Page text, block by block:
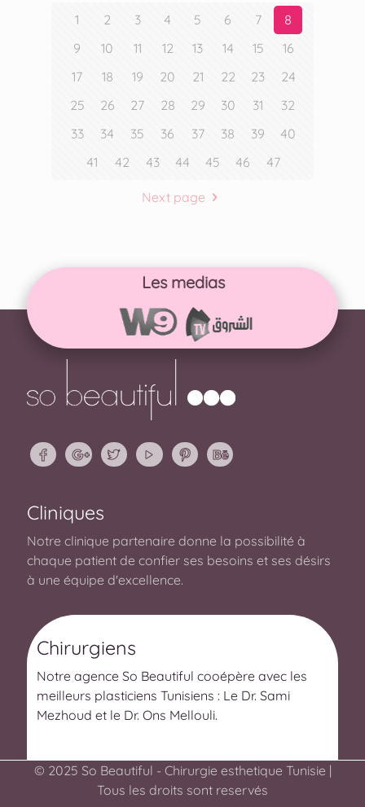
1 2 3 4 5 6 7
8
9
10 11 12 13 14 15
16
17
18 19 20 21 22 23
24
25
26 27 28 29 30 31
32
33
34 35 36 37 38 39
40
41
42 43 44 45 46 47
Next page
Les medias
Cliniques
Notre clinique partenaire donne la possibilité à
chaque patient de confier ses besoins et ses désirs
à une équipe d'excellence.
Chirurgiens
Notre agence So Beautiful cooépère avec les
meilleurs plasticiens Tunisiens : Le Dr. Sami
Mezhoud et le Dr. Ons Mellouli.
© 2025 So Beautiful - Chirurgie esthetique Tunisie |
Tous les droits sont reservés